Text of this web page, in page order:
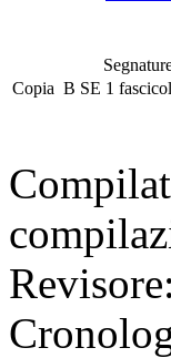
Copia B SE 1
Revisore: